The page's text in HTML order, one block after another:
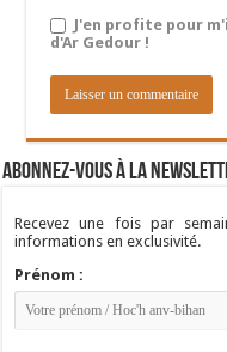
J'en profite pour
d'Ar Gedour !
Abonnez-vous à la
Recevez une fois par
informations en exclusivité.
Prénom :